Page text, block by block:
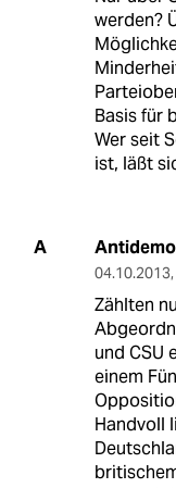
werden?
Basis für
Wer seit
ist, läßt
A
04.10.2013,
Zählten
und CSU
einem
Handvoll